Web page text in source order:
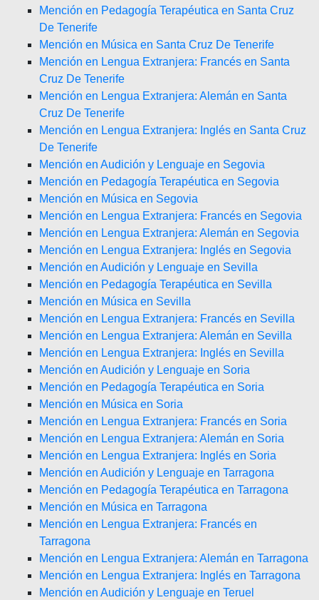
Mención en Pedagogía Terapéutica en Santa Cruz
De Tenerife
Mención en Música en Santa Cruz De Tenerife
Mención en Lengua Extranjera: Francés en Santa
Cruz De Tenerife
Mención en Lengua Extranjera: Alemán en Santa
Cruz De Tenerife
Mención en Lengua Extranjera: Inglés en Santa Cruz
De Tenerife
Mención en Audición y Lenguaje en Segovia
Mención en Pedagogía Terapéutica en Segovia
Mención en Música en Segovia
Mención en Lengua Extranjera: Francés en Segovia
Mención en Lengua Extranjera: Alemán en Segovia
Mención en Lengua Extranjera: Inglés en Segovia
Mención en Audición y Lenguaje en Sevilla
Mención en Pedagogía Terapéutica en Sevilla
Mención en Música en Sevilla
Mención en Lengua Extranjera: Francés en Sevilla
Mención en Lengua Extranjera: Alemán en Sevilla
Mención en Lengua Extranjera: Inglés en Sevilla
Mención en Audición y Lenguaje en Soria
Mención en Pedagogía Terapéutica en Soria
Mención en Música en Soria
Mención en Lengua Extranjera: Francés en Soria
Mención en Lengua Extranjera: Alemán en Soria
Mención en Lengua Extranjera: Inglés en Soria
Mención en Audición y Lenguaje en Tarragona
Mención en Pedagogía Terapéutica en Tarragona
Mención en Música en Tarragona
Mención en Lengua Extranjera: Francés en
Tarragona
Mención en Lengua Extranjera: Alemán en Tarragona
Mención en Lengua Extranjera: Inglés en Tarragona
Mención en Audición y Lenguaje en Teruel